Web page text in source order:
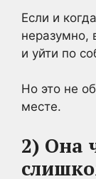
Если и
неразумно,
и уйти по
Но это не
месте.
2) Она